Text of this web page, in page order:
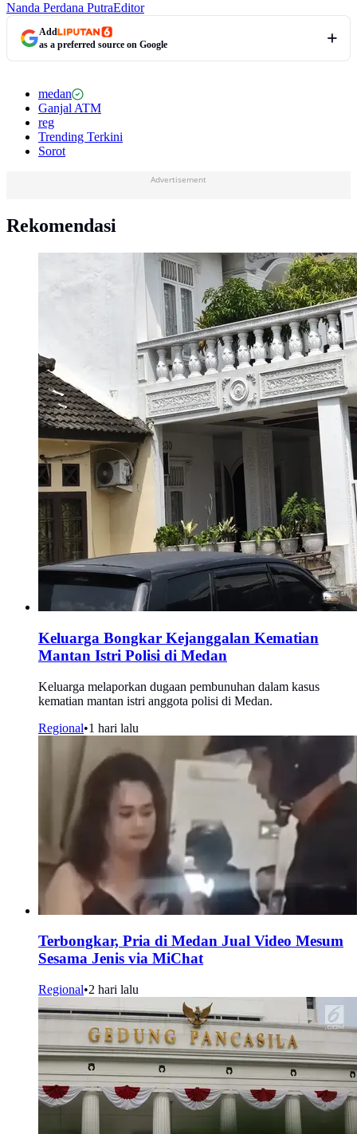
Nanda Perdana PutraEditor
Add
as a preferred source on Google
medan
Ganjal ATM
reg
Trending Terkini
Sorot
Advertisement
Rekomendasi
Keluarga Bongkar Kejanggalan Kematian
Mantan Istri Polisi di Medan
Keluarga melaporkan dugaan pembunuhan dalam kasus
kematian mantan istri anggota polisi di Medan.
Regional•1 hari lalu
Terbongkar, Pria di Medan Jual Video Mesum
Sesama Jenis via MiChat
Regional•2 hari lalu